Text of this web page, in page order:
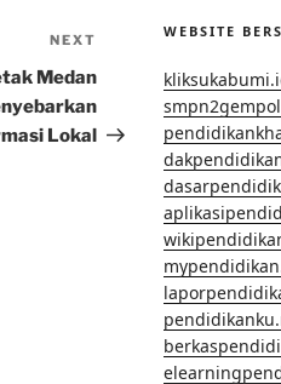
Post
NEXT
Medan
Lokal
WEBSITE